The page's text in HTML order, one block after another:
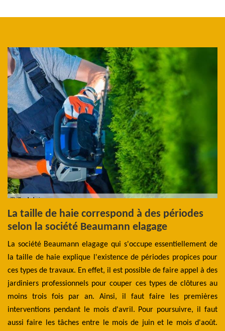
La taille de haie correspond à des périodes
selon la société Beaumann elagage
La société Beaumann elagage qui s'occupe essentiellement de
la taille de haie explique l'existence de périodes propices pour
ces types de travaux. En effet, il est possible de faire appel à des
jardiniers professionnels pour couper ces types de clôtures au
moins trois fois par an. Ainsi, il faut faire les premières
interventions pendant le mois d'avril. Pour poursuivre, il faut
aussi faire les tâches entre le mois de juin et le mois d'août.